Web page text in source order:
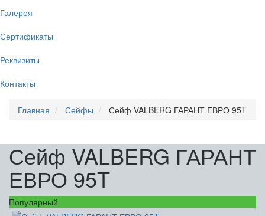
Галерея
Сертификаты
Реквизиты
Контакты
Главная Сейфы Сейф VALBERG ГАРАНТ ЕВРО 95T
Сейф VALBERG ГАРАНТ
ЕВРО 95T
Популярный